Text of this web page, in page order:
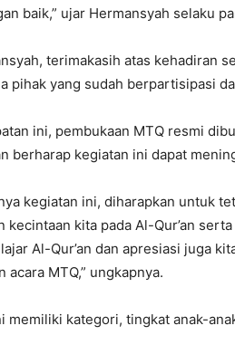
baik,” ujar Hermansyah selaku
terimakasih atas kehadiran
pihak yang sudah berpartisipasi
ini, pembukaan MTQ resmi
berharap kegiatan ini dapat
kegiatan ini, diharapkan untuk
kecintaan kita pada Al-Qur’an
Al-Qur’an dan apresiasi juga
acara MTQ,” ungkapnya.
memiliki kategori, tingkat anak-